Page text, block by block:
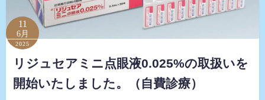
11
6月
2025
リジュセアミニ点眼液0.025%の取扱いを
開始いたしました。（自費診療）